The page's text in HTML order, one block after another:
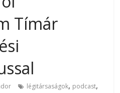
Tímár
légitársaságok, podcast,